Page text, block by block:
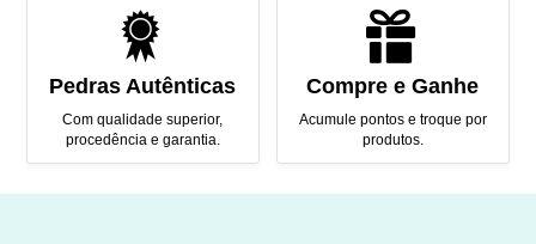
Pedras Autênticas
Com qualidade superior,
procedência e garantia.
Compre e Ganhe
Acumule pontos e troque por
produtos.